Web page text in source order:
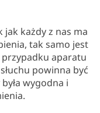
jak każdy z nas ma
tak samo jest
aparatu
powinna być
wygodna i